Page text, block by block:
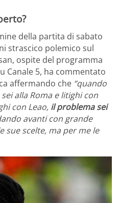
della partita di sabato
strascico polemico sul
ospite del programma
Canale 5, ha commentato
affermando che “quando
alla Roma e litighi con
con Leao, il problema sei
avanti con grande
sue scelte, ma per me le